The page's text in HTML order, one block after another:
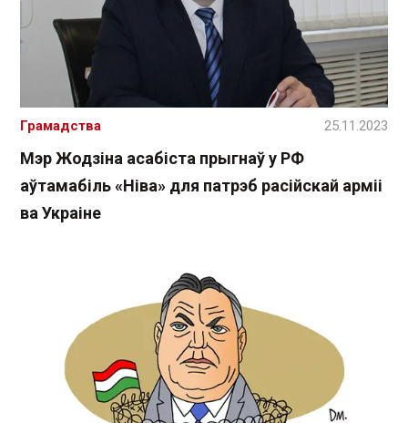
Мэр Жодзіна асабіста прыгнаў у РФ
аўтамабіль «Ніва» для патрэб расійскай арміі
ва Украіне
Грамадства 25.11.2023